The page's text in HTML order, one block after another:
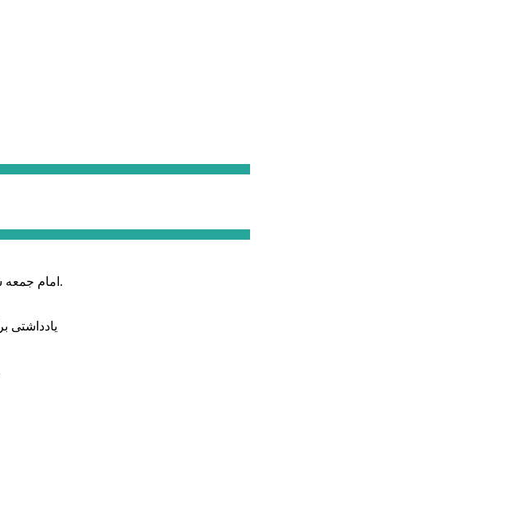
امام جمعه شهرستان ساوجبلاغ اظهارداشت : اربعین امسال سراسر حماسه خونخواهی و مرگ بر آمریکا و اسرائیل بود.
یادداشتی